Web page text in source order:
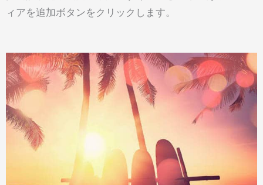
ィアを追加ボタンをクリックします。